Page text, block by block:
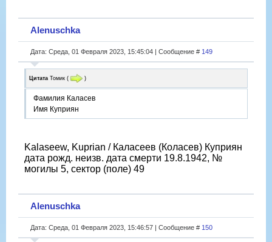
Alenuschka
Дата: Среда, 01 Февраля 2023, 15:45:04 | Сообщение # 149
Цитата Томик ( )
Фамилия Каласев
Имя Куприян
Kalaseew, Kuprian / Каласеев (Коласев) Куприян
дата рожд. неизв. дата смерти 19.8.1942, №
могилы 5, сектор (поле) 49
Alenuschka
Дата: Среда, 01 Февраля 2023, 15:46:57 | Сообщение # 150